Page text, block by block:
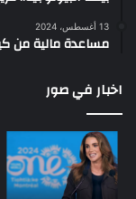
13 أغسطس، 2024
مساعدة مالية من
اخبار في صور